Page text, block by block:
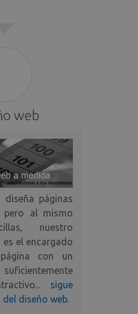
web
diseña páginas
pero al mismo
nuestro
el encargado
con un
sigue
del diseño web.